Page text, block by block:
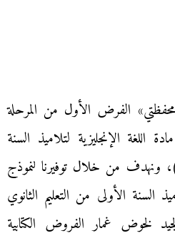
الفرض الأول من المرحلة
اللغة الإنجليزية لتلاميذ السنة
إعدادي (النموذج 02)، ونهدف من خلال توفيرنا لنموذج
الأولى من التعليم الثانوي
لخوض غمار الفروض الكتابية